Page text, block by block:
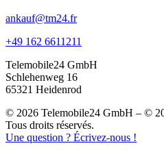
ankauf@tm24.fr
+49 162 6611211
Telemobile24 GmbH
Schlehenweg 16
65321 Heidenrod
© 2026 Telemobile24 GmbH – ©
Tous droits réservés.
Une question ? Écrivez-nous !